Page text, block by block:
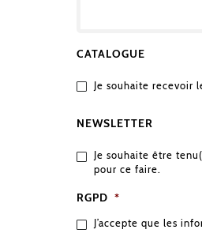
CATALOGUE
Je souhaite recevoir
NEWSLETTER
Je souhaite être
pour ce faire.
RGPD *
J’accepte que les